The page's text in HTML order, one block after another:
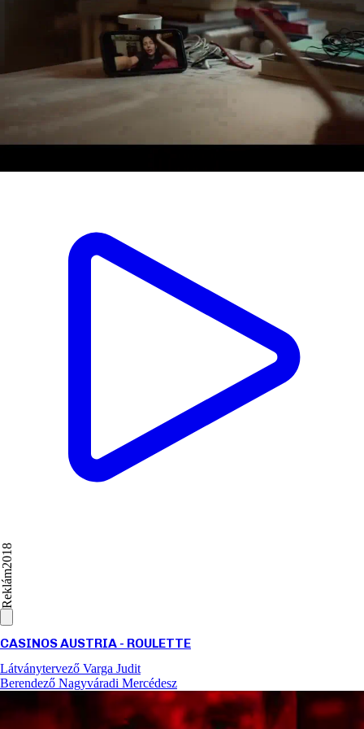
2018
Reklám
CASINOS AUSTRIA - ROULETTE
Látványtervező Varga Judit
Berendező Nagyváradi Mercédesz